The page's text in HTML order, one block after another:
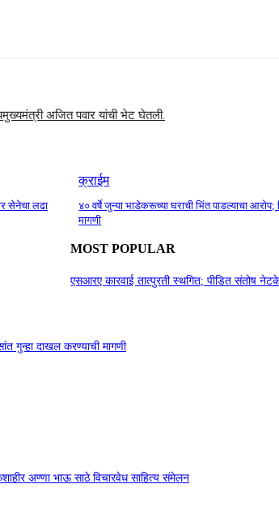
अजित पवार यांची भेट घेतली.
सेनेचा लढा
क्राईम
४० वर्षे जुन्या भाडेकरूच्या घराची भिंत पाडल्याचा आरोप;
मागणी
MOST POPULAR
एसआरए कारवाई तात्पुरती स्थगित; पीडित संतोष नेटके
गुन्हा दाखल करण्याची मागणी
अण्णा भाऊ साठे विचारवेध साहित्य संमेलन